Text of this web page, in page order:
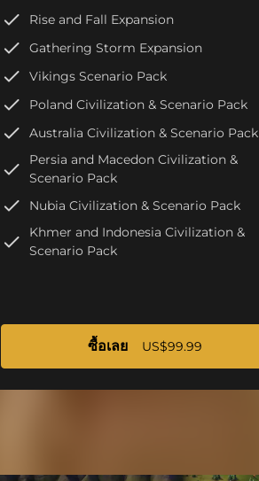
Rise and Fall Expansion
Gathering Storm Expansion
Vikings Scenario Pack
Poland Civilization & Scenario Pack
Australia Civilization & Scenario Pack
Persia and Macedon Civilization &
Scenario Pack
Nubia Civilization & Scenario Pack
Khmer and Indonesia Civilization &
Scenario Pack
ซื้อเลย US$99.99